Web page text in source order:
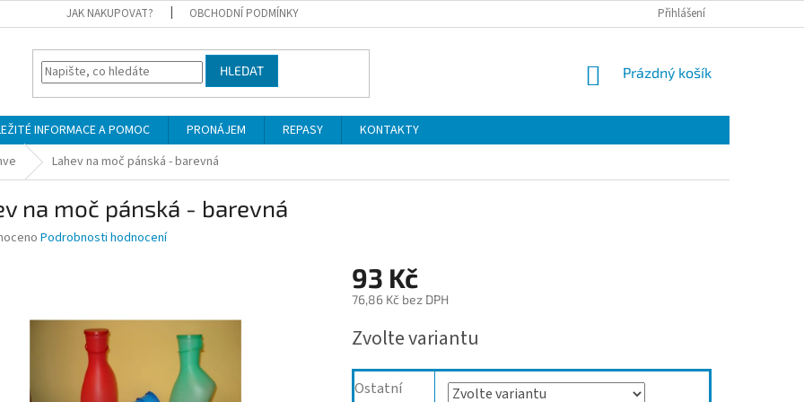
JAK NAKUPOVAT? OBCHODNÍ PODMÍNKY Přihlášení
HLEDAT
NÁKUPNÍ
Prázdný košík
INFORMACE A POMOC PRONÁJEM REPASY
KONTAKTY
Lahev na moč pánská - barevná
na moč pánská - barevná
Podrobnosti hodnocení
93 Kč
76,86 Kč bez DPH
cena:
Zvolte variantu
Ostatní